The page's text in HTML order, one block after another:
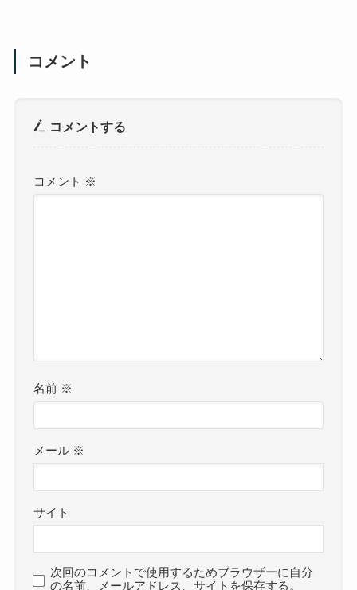
コメント
コメントする
コメント ※
名前 ※
メール ※
サイト
次回のコメントで使用するためブラウザーに自分
の名前、メールアドレス、サイトを保存する。